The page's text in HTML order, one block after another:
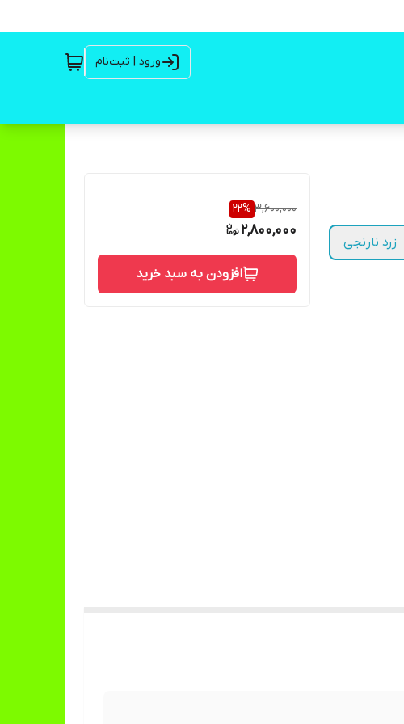
ورود | ثبت‌نام
زرد نارنجی
3,600,000
22%
2,800,000
افزودن به سبد خرید